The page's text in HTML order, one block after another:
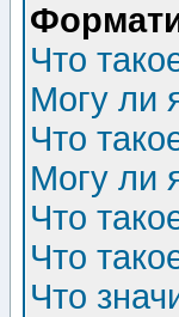
Что
Могу ли
Что
Могу ли
Что
Что
Что